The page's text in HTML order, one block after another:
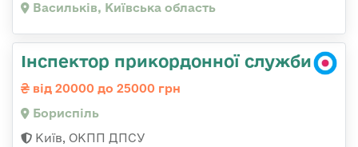
Васильків, Київська область
Інспектор прикордонної служби
від 20000 до 25000 грн
Бориспіль
Київ, ОКПП ДПСУ